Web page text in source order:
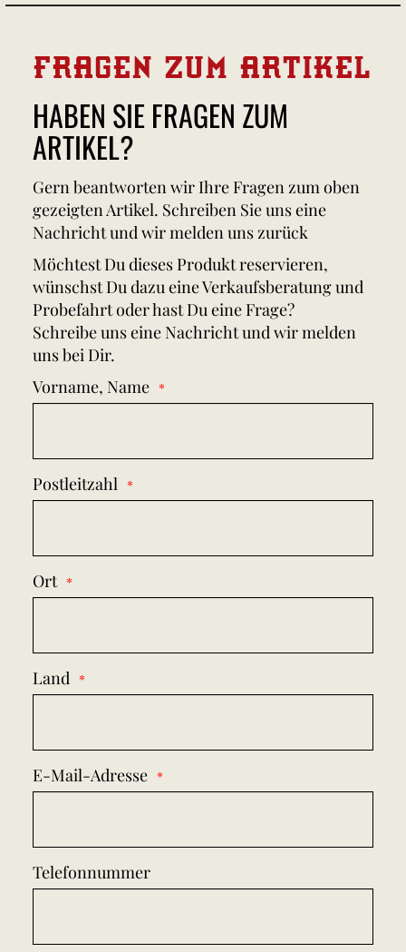
FRAGEN ZUM ARTIKEL
HABEN SIE FRAGEN ZUM
ARTIKEL?
Gern beantworten wir Ihre Fragen zum oben
gezeigten Artikel. Schreiben Sie uns eine
Nachricht und wir melden uns zurück
Möchtest Du dieses Produkt reservieren,
wünschst Du dazu eine Verkaufsberatung und
Probefahrt oder hast Du eine Frage?
Schreibe uns eine Nachricht und wir melden
uns bei Dir.
Vorname, Name
Postleitzahl
Ort
Land
E-Mail-Adresse
Telefonnummer